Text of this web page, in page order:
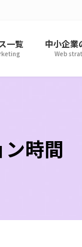
一覧 中小企業
Web
時間